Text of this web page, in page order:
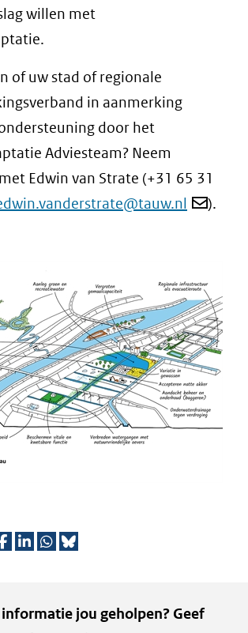
willen met
of uw stad of regionale
in aanmerking
door het
Adviesteam? Neem
Edwin van Strate (+31 65 31
).
l
l
z jou geholpen? Geef